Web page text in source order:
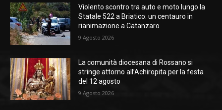
Violento scontro tra auto e moto lungo la
Statale 522 a Briatico: un centauro in
rianimazione a Catanzaro
9 Agosto 2026
La comunità diocesana di Rossano si
stringe attorno all’Achiropita per la festa
del 12 agosto
9 Agosto 2026